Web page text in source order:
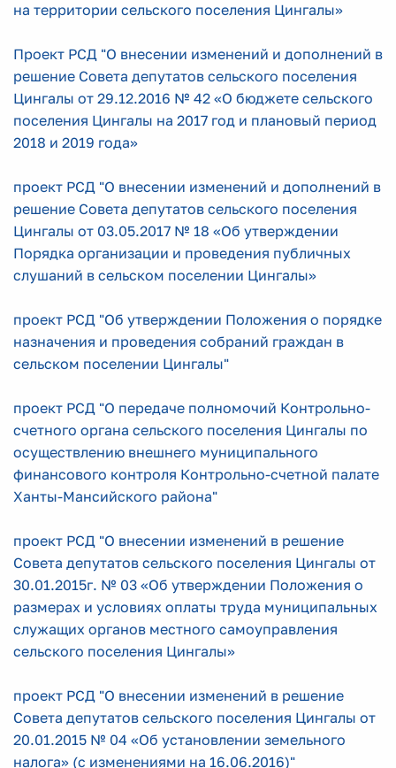
на территории сельского поселения Цингалы»
Проект РСД "О внесении изменений и дополнений в
решение Совета депутатов сельского поселения
Цингалы от 29.12.2016 № 42 «О бюджете сельского
поселения Цингалы на 2017 год и плановый период
2018 и 2019 года»
проект РСД "О внесении изменений и дополнений в
решение Совета депутатов сельского поселения
Цингалы от 03.05.2017 № 18 «Об утверждении
Порядка организации и проведения публичных
слушаний в сельском поселении Цингалы»
проект РСД "Об утверждении Положения о порядке
назначения и проведения собраний граждан в
сельском поселении Цингалы"
проект РСД "О передаче полномочий Контрольно-
счетного органа сельского поселения Цингалы по
осуществлению внешнего муниципального
финансового контроля Контрольно-счетной палате
Ханты-Мансийского района"
проект РСД "О внесении изменений в решение
Совета депутатов сельского поселения Цингалы от
30.01.2015г. № 03 «Об утверждении Положения о
размерах и условиях оплаты труда муниципальных
служащих органов местного самоуправления
сельского поселения Цингалы»
проект РСД "О внесении изменений в решение
Совета депутатов сельского поселения Цингалы от
20.01.2015 № 04 «Об установлении земельного
налога» (с изменениями на 16.06.2016)"